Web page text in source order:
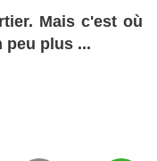
Mais c'est où
peu plus ...